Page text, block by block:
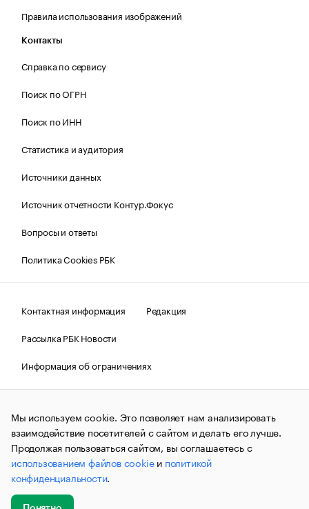
Правила использования изображений
Контакты
Справка по сервису
Поиск по ОГРН
Поиск по ИНН
Статистика и аудитория
Источники данных
Источник отчетности Контур.Фокус
Вопросы и ответы
Политика Cookies РБК
Контактная информация
Редакция
Рассылка РБК Новости
Информация об ограничениях
Правовая информация
О соблюдении авторских прав
© АО «РОСБИЗНЕСКОНСАЛТИНГ»,1995–2026.Сообщения
и материалы информационного агентства «РБК»
(зарегистрировано Федеральной службой по надзору в сфере
связи, информационных технологий и массовых
коммуникаций (Роскомнадзор) 09.12.2015 за номером ИА
№ФС77-63848) сопровождаются пометкой «РБК». Отдельные
публикации могут содержать информацию,
не предназначенную для пользователей
Мы используем cookie. Это позволяет нам анализировать
взаимодействие посетителей с сайтом и делать его лучше.
Продолжая пользоваться сайтом, вы соглашаетесь с
использованием файлов cookieи политикой
конфиденциальности.